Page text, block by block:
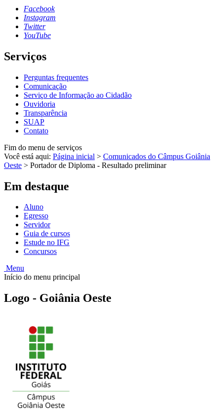
Facebook
Instagram
Twitter
YouTube
Serviços
Perguntas frequentes
Comunicação
Serviço de Informação ao Cidadão
Ouvidoria
Transparência
SUAP
Contato
Fim do menu de serviços
Você está aqui: Página inicial > Comunicados do Câmpus Goiânia
Oeste > Portador de Diploma - Resultado preliminar
Em destaque
Aluno
Egresso
Servidor
Guia de cursos
Estude no IFG
Concursos
Menu
Início do menu principal
Logo - Goiânia Oeste